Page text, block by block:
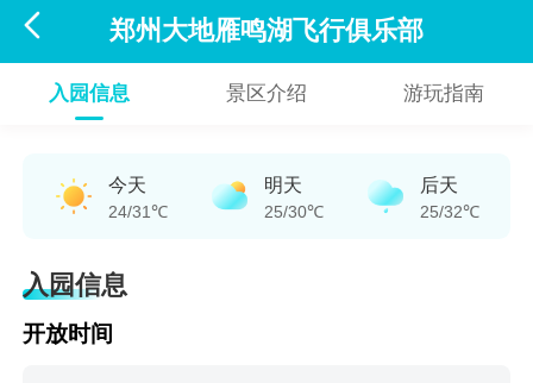
 郑州大地雁鸣湖飞行俱乐部
入园信息 景区介绍 游玩指南
今天
24/31℃
明天
25/30℃
后天
25/32℃
入园信息
开放时间